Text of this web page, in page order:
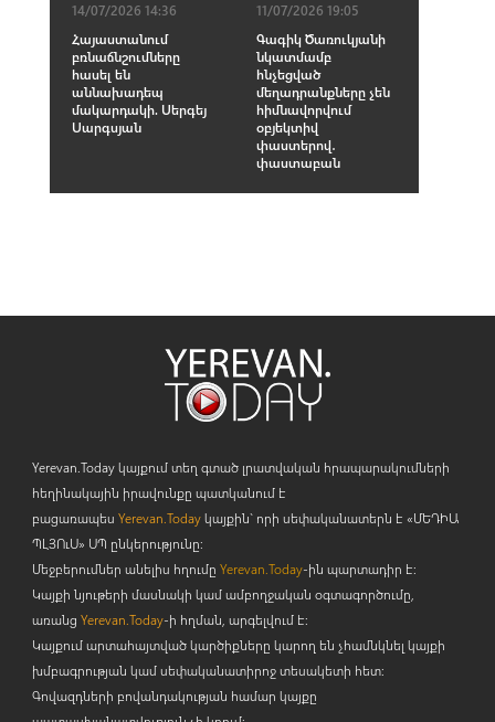
14/07/2026 14:36
Հայաստանում
բռնաճնշումները
հասել են
աննախադեպ
մակարդակի. Սերգեյ
Սարգսյան
11/07/2026 19:05
Գագիկ Ծառուկյանի
նկատմամբ
հնչեցված
մեղադրանքները չեն
հիմնավորվում
օբյեկտիվ
փաստերով․
փաստաբան
Yerevan.Today կայքում տեղ գտած լրատվական հրապարակումների
հեղինակային իրավունքը պատկանում է
բացառապես Yerevan.Todayկայքին` որի սեփականատերն է «ՄԵԴԻԱ
ՊԼՅՈւՍ» ՍՊ ընկերությունը։
Մեջբերումներ անելիս հղումը Yerevan.Today-ին պարտադիր է:
Կայքի նյութերի մասնակի կամ ամբողջական օգտագործումը,
առանց Yerevan.Today-ի հղման, արգելվում է:
Կայքում արտահայտված կարծիքները կարող են չհամնկնել կայքի
խմբագրության կամ սեփականատիրոջ տեսակետի հետ:
Գովազդների բովանդակության համար կայքը